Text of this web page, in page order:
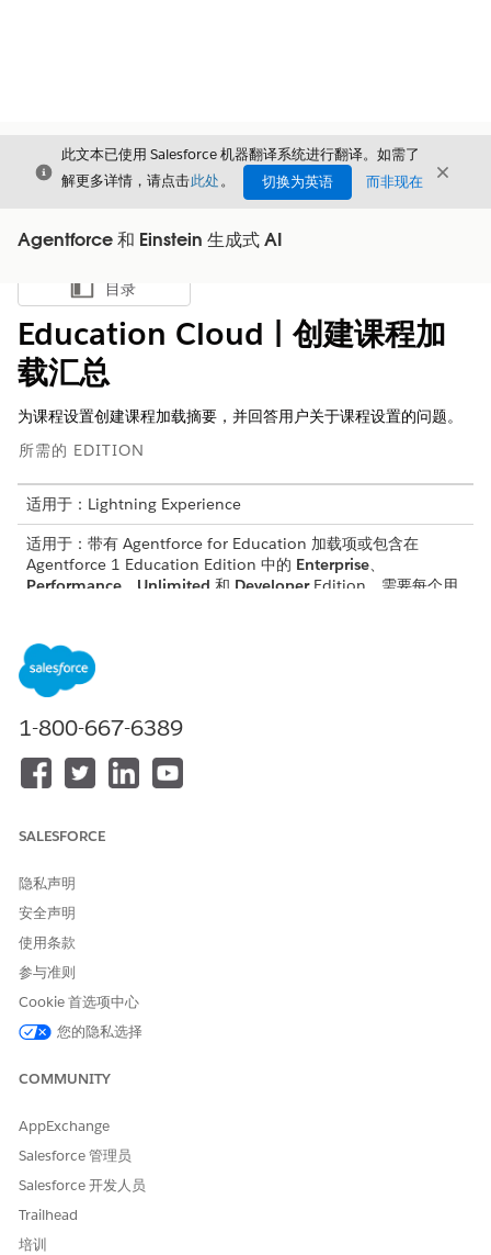
关闭
此文本已使用 Salesforce 机器翻译系统进行翻译。如需了
解更多详情，请点击此处。 切换为英语 而非现在 关闭
Agentforce 和 Einstein 生成式 AI
显示目录
目录
Education Cloud | 创建课程加
载汇总
为课程设置创建课程加载摘要，并回答用户关于课程设置的问题。
所需的 EDITION
适用于：Lightning Experience
适用于：带有 Agentforce for Education 加载项或包含在
Agentforce 1 Education Edition 中的 Enterprise、
Performance
Unlimited 和 DeveloperEdition。需要每个用
所需用户权限
要使用 Agentforce：
请参阅标准客服人员操作的
此操作是否执行一个或多个提
请与我们共享您的想法，以便我们进行改进！
1-800-667-6389
SALESFORCE
隐私声明
安全声明
使用条款
参与准则
Cookie 首选项中心
您的隐私选择
COMMUNITY
AppExchange
Salesforce 管理员
Salesforce 开发人员
Trailhead
培训